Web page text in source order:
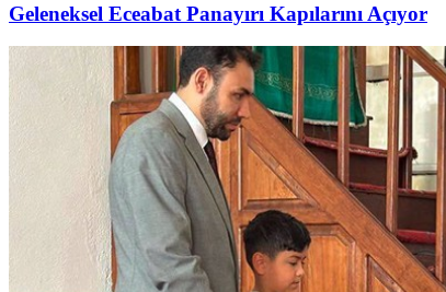
Geleneksel Eceabat Panayırı Kapılarını Açıyor